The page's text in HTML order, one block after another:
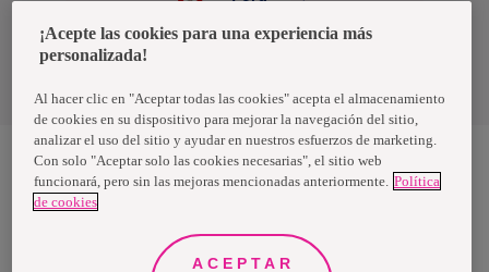
Política de privacidad de datos
Nosotras, una marca de Essity - una compañía global líder en
higiene y salud. Cada día, mil millones de personas, en todo el
propósito es romper barreras por el bienestar en beneficio de
consumidores, pacientes, cuidadores, clientes y la sociedad en
¡Acepte las cookies para una experiencia más
personalizada!
Al hacer clic en "Aceptar todas las cookies" acepta el almacenamiento
de cookies en su dispositivo para mejorar la navegación del sitio,
analizar el uso del sitio y ayudar en nuestros esfuerzos de marketing.
Con solo "Aceptar solo las cookies necesarias", el sitio web
funcionará, pero sin las mejoras mencionadas anteriormente. Política
de cookies
ACEPTAR